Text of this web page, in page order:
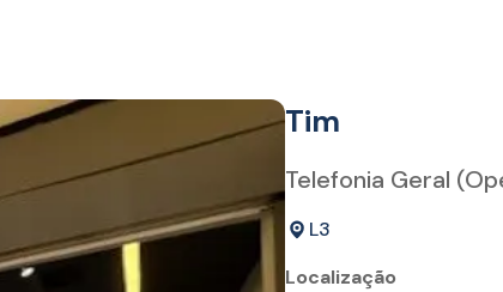
Tim
Telefonia Geral
L3
Localização